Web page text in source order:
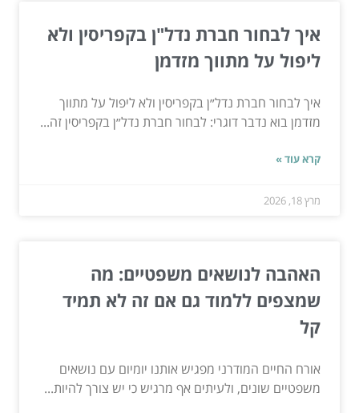
איך לבחור חברת נדל"ן בקפריסין ולא
ליפול על מתווך מזדמן
איך לבחור חברת נדל״ן בקפריסין ולא ליפול על מתווך
מזדמן בוא נדבר דוגרי: לבחור חברת נדל״ן בקפריסין זה...
קרא עוד »
מרץ 18, 2026
האהבה לנושאים משפטיים: מה
שמצפים ללמוד גם אם זה לא תמיד
קל
אורח החיים המודרני מפגיש אותנו יומיום עם נושאים
משפטיים שונים, ולעיתים אף מרגיש כי יש צורך להיות...